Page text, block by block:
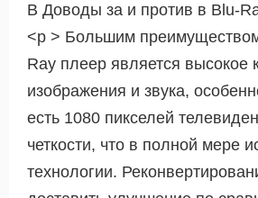
В Доводы за и против в Blu-
<р > Большим
Ray плеер является высокое
изображения и звука,
есть 1080 пикселей
четкости, что в полной мере
технологии.